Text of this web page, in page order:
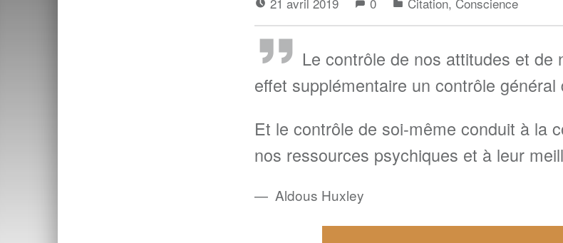
Le contrôle de nos attitudes et de
effet supplémentaire un contrôle général
Et le contrôle de soi-même conduit à la
nos ressources psychiques et à leur
Aldous Huxley